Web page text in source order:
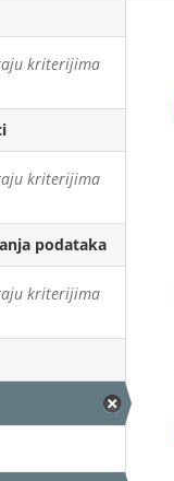
kriterijima
kriterijima
podataka
kriterijima